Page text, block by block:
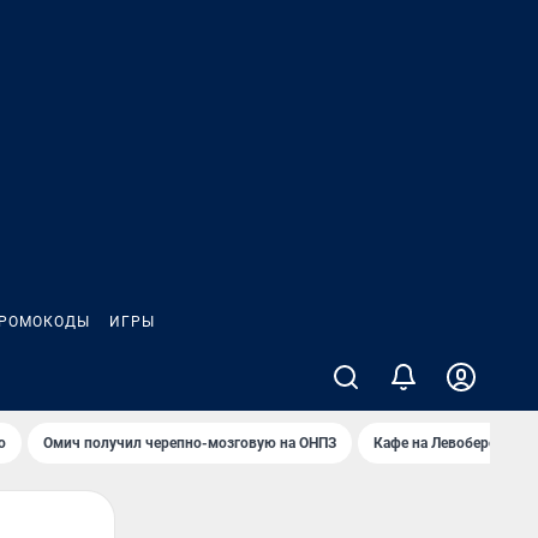
ИГРЫ
Омич получил черепно-мозговую на ОНПЗ Кафе на Левобережье